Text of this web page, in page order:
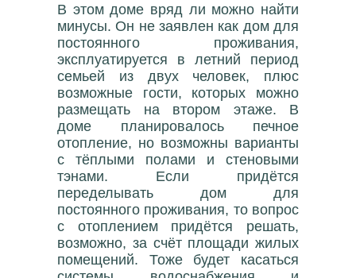
В этом доме вряд ли можно найти
минусы. Он не заявлен как дом для
постоянного проживания,
эксплуатируется в летний период
семьей из двух человек, плюс
возможные гости, которых можно
размещать на втором этаже. В
доме планировалось печное
отопление, но возможны варианты
с тёплыми полами и стеновыми
тэнами. Если придётся
переделывать дом для
постоянного проживания, то вопрос
с отоплением придётся решать,
возможно, за счёт площади жилых
помещений. Тоже будет касаться